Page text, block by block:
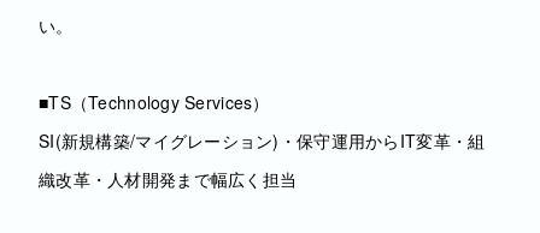
い。
■TS（Technology Services）
SI(新規構築/マイグレーション)・保守運用からIT変革・組
織改革・人材開発まで幅広く担当